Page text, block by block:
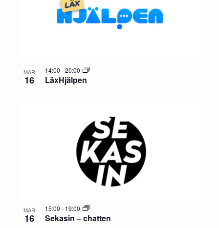
MAR
16 LäxHjälpen
14:00 -20:00
MAR
16 Sekasin – chatten
15:00 - 19:00